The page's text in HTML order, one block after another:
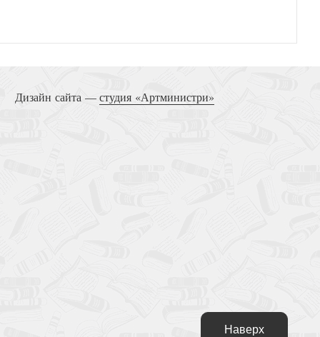
Дизайн сайта —студия «Артминистри»
Наверх